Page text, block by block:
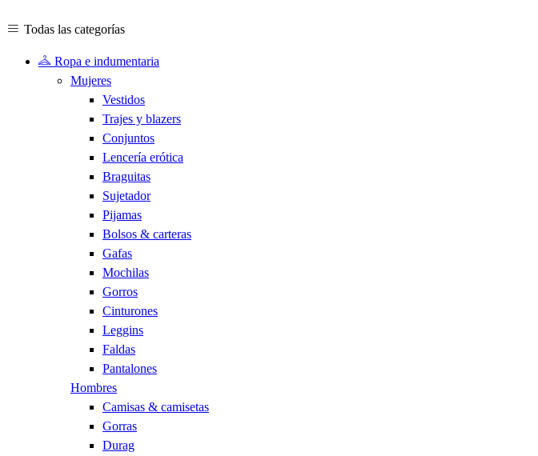
Todas las categorías
Ropa e indumentaria
Mujeres
Vestidos
Trajes y blazers
Conjuntos
Lencería erótica
Braguitas
Sujetador
Pijamas
Bolsos & carteras
Gafas
Mochilas
Gorros
Cinturones
Leggins
Faldas
Pantalones
Hombres
Camisas & camisetas
Gorras
Durag